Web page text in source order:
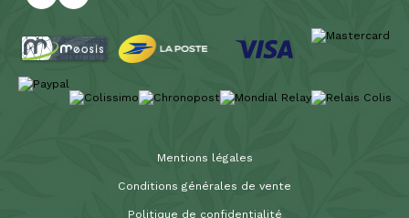
Mentions légales
Conditions générales de vente
Politique de confidentialité